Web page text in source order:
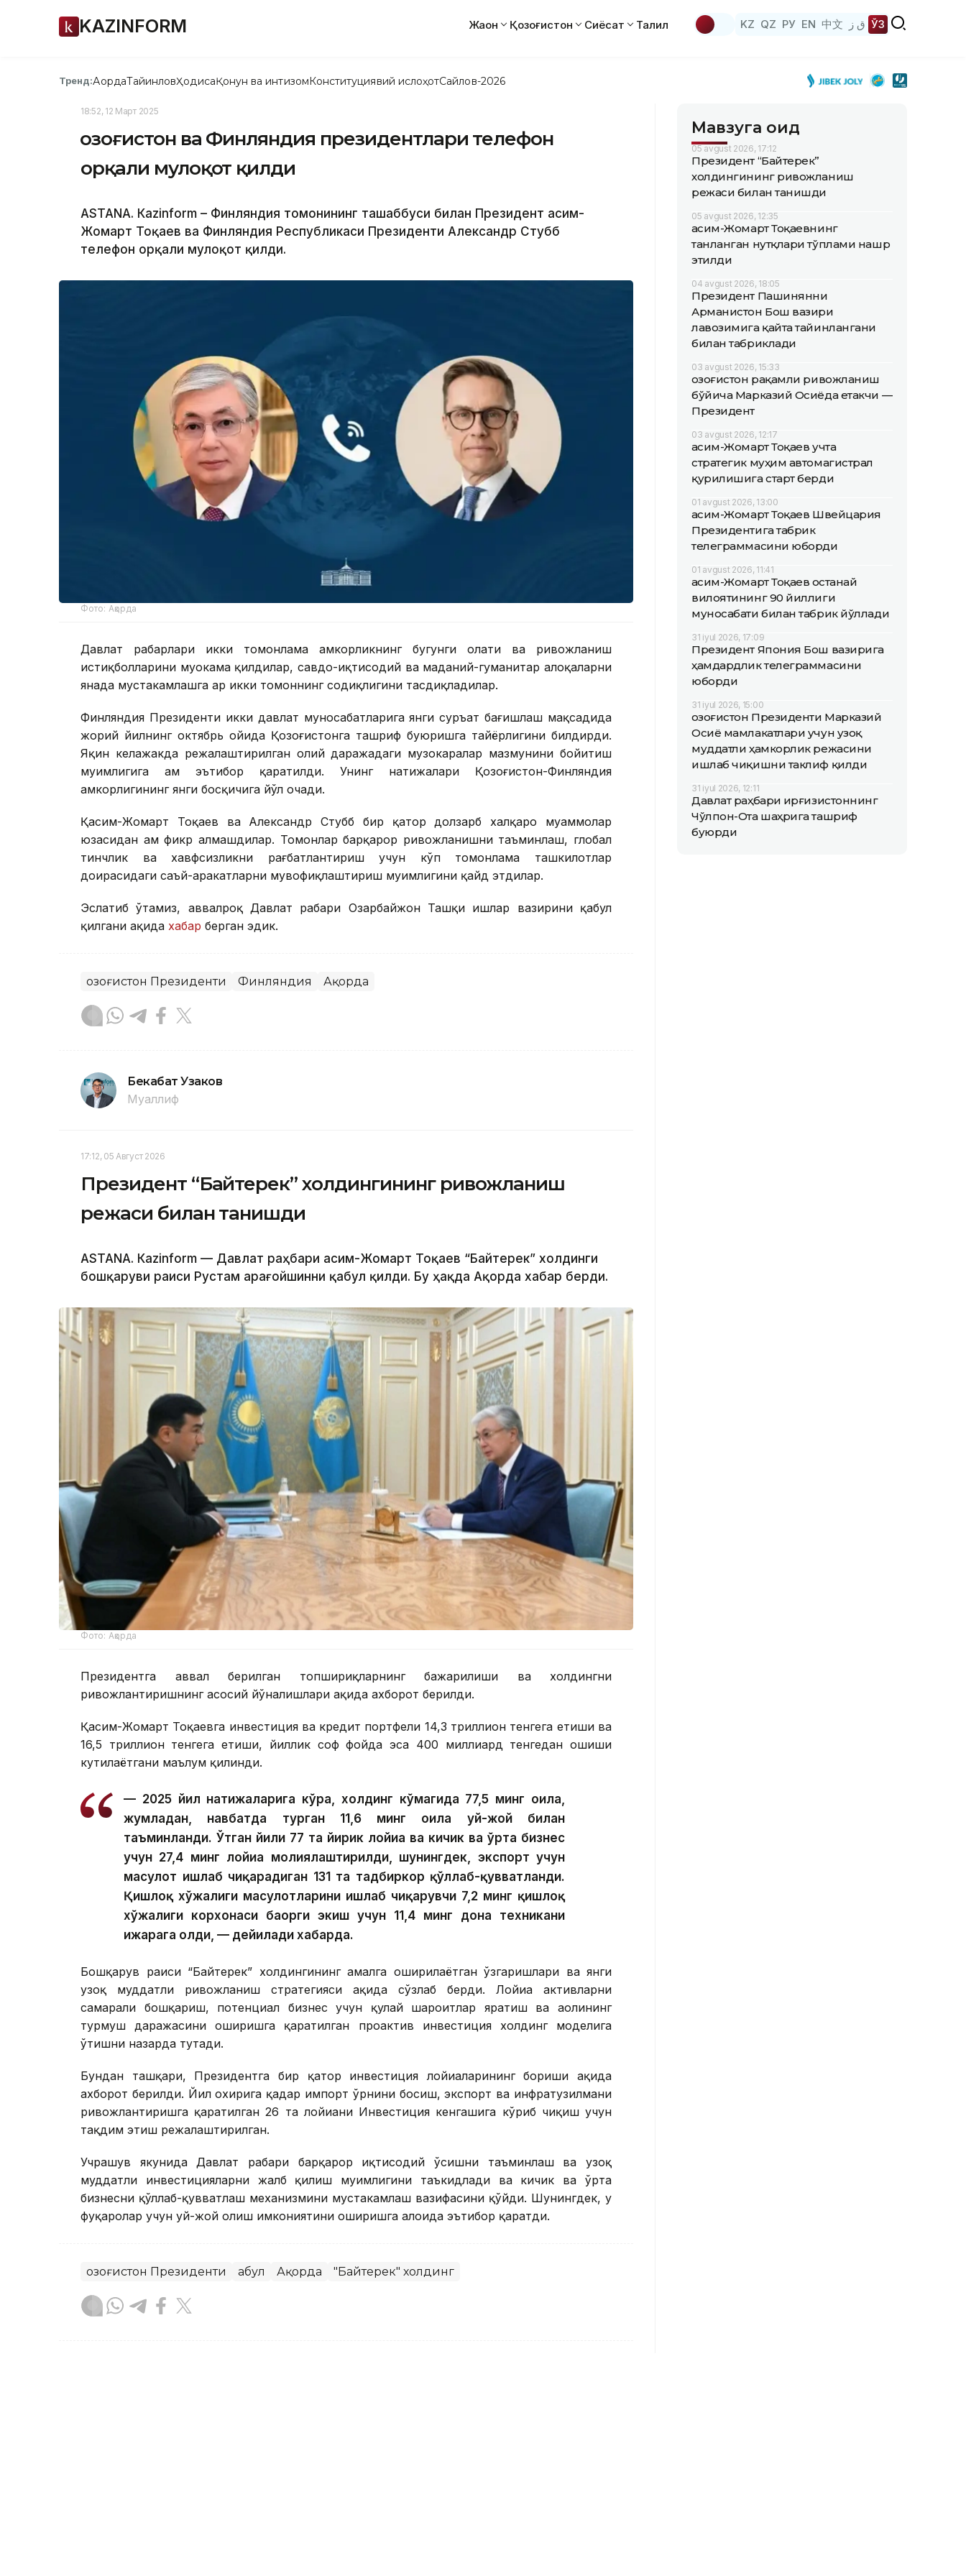
KAZINFORM Жаҳон Қозоғистон Сиёсат Таҳлил KZ QZ РУ EN 中文 ق ز ЎЗ
Тренд:АқордаТайинловҲодисаҚонун ва интизомКонституциявий ислоҳотСайлов-2026
18:52, 12 Март 2025
Қозоғистон ва Финляндия президентлари телефон
орқали мулоқот қилди
ASTANА. Кazinform – Финляндия томонининг ташаббуси билан Президент Қасим-
Жомарт Тоқаев ва Финляндия Республикаси Президенти Александр Стубб
телефон орқали мулоқот қилди.
Фото: Ақорда
Давлат раҳбарлари икки томонлама ҳамкорликнинг бугунги ҳолати ва ривожланиш
истиқболларини муҳокама қилдилар, савдо-иқтисодий ва маданий-гуманитар алоқаларни
янада мустаҳкамлашга ҳар икки томоннинг содиқлигини тасдиқладилар.
Финляндия Президенти икки давлат муносабатларига янги суръат бағишлаш мақсадида
жорий йилнинг октябрь ойида Қозоғистонга ташриф буюришга тайёрлигини билдирди.
Яқин келажакда режалаштирилган олий даражадаги музокаралар мазмунини бойитиш
муҳимлигига ҳам эътибор қаратилди. Унинг натижалари Қозоғистон-Финляндия
ҳамкорлигининг янги босқичига йўл очади.
Қасим-Жомарт Тоқаев ва Александр Стубб бир қатор долзарб халқаро муаммолар
юзасидан ҳам фикр алмашдилар. Томонлар барқарор ривожланишни таъминлаш, глобал
тинчлик ва хавфсизликни рағбатлантириш учун кўп томонлама ташкилотлар
доирасидаги саъй-ҳаракатларни мувофиқлаштириш муҳимлигини қайд этдилар.
Эслатиб ўтамиз, аввалроқ Давлат раҳбари Озарбайжон Ташқи ишлар вазирини қабул
қилгани ҳақида хабар берган эдик.
Қозоғистон Президенти Финляндия Ақорда
Бекабат Узаков
Муаллиф
17:12, 05 Август 2026
Президент “Байтерек” холдингининг ривожланиш
режаси билан танишди
ASTANА. Каzinform — Давлат раҳбари Қасим-Жомарт Тоқаев “Байтерек” холдинги
бошқаруви раиси Рустам Қарағойшинни қабул қилди. Бу ҳақда Ақорда хабар берди.
Фото: Ақорда
Президентга аввал берилган топшириқларнинг бажарилиши ва холдингни
ривожлантиришнинг асосий йўналишлари ҳақида ахборот берилди.
Қасим-Жомарт Тоқаевга инвестиция ва кредит портфели 14,3 триллион тенгега етиши ва
16,5 триллион тенгега етиши, йиллик соф фойда эса 400 миллиард тенгедан ошиши
кутилаётгани маълум қилинди.
— 2025 йил натижаларига кўра, холдинг кўмагида 77,5 минг оила,
жумладан, навбатда турган 11,6 минг оила уй-жой билан
таъминланди. Ўтган йили 77 та йирик лойиҳа ва кичик ва ўрта бизнес
учун 27,4 минг лойиҳа молиялаштирилди, шунингдек, экспорт учун
маҳсулот ишлаб чиқарадиган 131 та тадбиркор қўллаб-қувватланди.
Қишлоқ хўжалиги маҳсулотларини ишлаб чиқарувчи 7,2 минг қишлоқ
хўжалиги корхонаси баҳорги экиш учун 11,4 минг дона техникани
ижарага олди, — дейилади хабарда.
Бошқарув раиси “Байтерек” холдингининг амалга оширилаётган ўзгаришлари ва янги
узоқ муддатли ривожланиш стратегияси ҳақида сўзлаб берди. Лойиҳа активларни
самарали бошқариш, потенциал бизнес учун қулай шароитлар яратиш ва аҳолининг
турмуш даражасини оширишга қаратилган проактив инвестиция холдинг моделига
ўтишни назарда тутади.
Бундан ташқари, Президентга бир қатор инвестиция лойиҳаларининг бориши ҳақида
ахборот берилди. Йил охирига қадар импорт ўрнини босиш, экспорт ва инфратузилмани
ривожлантиришга қаратилган 26 та лойиҳани Инвестиция кенгашига кўриб чиқиш учун
тақдим этиш режалаштирилган.
Учрашув якунида Давлат раҳбари барқарор иқтисодий ўсишни таъминлаш ва узоқ
муддатли инвестицияларни жалб қилиш муҳимлигини таъкидлади ва кичик ва ўрта
бизнесни қўллаб-қувватлаш механизмини мустаҳкамлаш вазифасини қўйди. Шунингдек, у
фуқаролар учун уй-жой олиш имкониятини оширишга алоҳида эътибор қаратди.
Қозоғистон Президенти Қабул Ақорда "Байтерек" холдинг
Мавзуга оид
05 avgust 2026, 17:12
Президент “Байтерек”
холдингининг ривожланиш
режаси билан танишди
05 avgust 2026, 12:35
Қасим-Жомарт Тоқаевнинг
танланган нутқлари тўплами нашр
этилди
04 avgust 2026, 18:05
Президент Пашинянни
Арманистон Бош вазири
лавозимига қайта тайинлангани
билан табриклади
03 avgust 2026, 15:33
Қозоғистон рақамли ривожланиш
бўйича Марказий Осиёда етакчи —
Президент
03 avgust 2026, 12:17
Қасим-Жомарт Тоқаев учта
стратегик муҳим автомагистрал
қурилишига старт берди
01 avgust 2026, 13:00
Қасим-Жомарт Тоқаев Швейцария
Президентига табрик
телеграммасини юборди
01 avgust 2026, 11:41
Қасим-Жомарт Тоқаев Қостанай
вилоятининг 90 йиллиги
муносабати билан табрик йўллади
31 iyul 2026, 17:09
Президент Япония Бош вазирига
ҳамдардлик телеграммасини
юборди
31 iyul 2026, 15:00
Қозоғистон Президенти Марказий
Осиё мамлакатлари учун узоқ
муддатли ҳамкорлик режасини
ишлаб чиқишни таклиф қилди
31 iyul 2026, 12:11
Давлат раҳбари Қирғизистоннинг
Чўлпон-Ота шаҳрига ташриф
буюрди